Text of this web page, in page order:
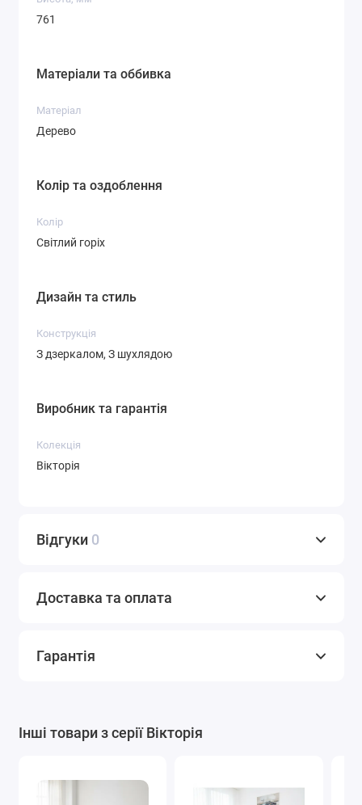
761
Матеріали та оббивка
Матеріал
Дерево
Колір та оздоблення
Колір
Світлий горіх
Дизайн та стиль
Конструкція
З дзеркалом, З шухлядою
Виробник та гарантія
Колекція
Вікторія
Відгуки 0
Доставка та оплата
Гарантія
Інші товари з серії Вікторія